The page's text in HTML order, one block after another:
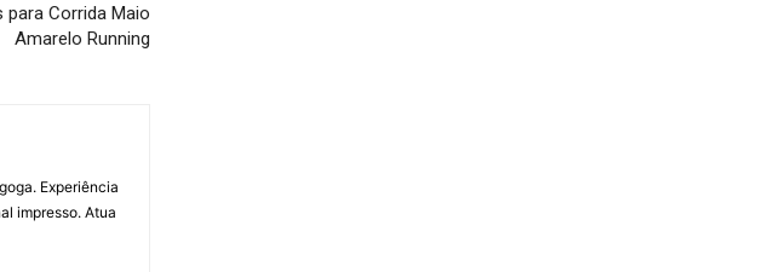
Corrida Maio
Amarelo Running
Experiência
impresso. Atua